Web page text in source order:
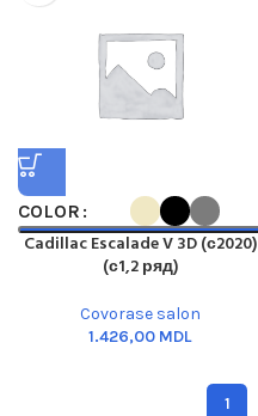
COLOR
Cadillac Escalade V 3D (с2020)
(с1,2 ряд)
Covorase salon
MDL
1